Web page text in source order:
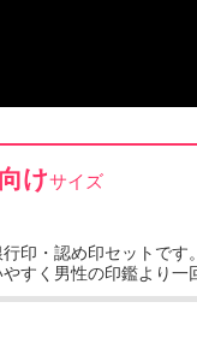
けサイズ
印・認め印セットです。
すく男性の印鑑より一